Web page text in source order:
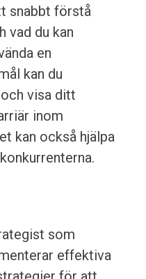
snabbt förstå
vad du kan
en
kan du
visa ditt
inom
kan också hjälpa
som
effektiva